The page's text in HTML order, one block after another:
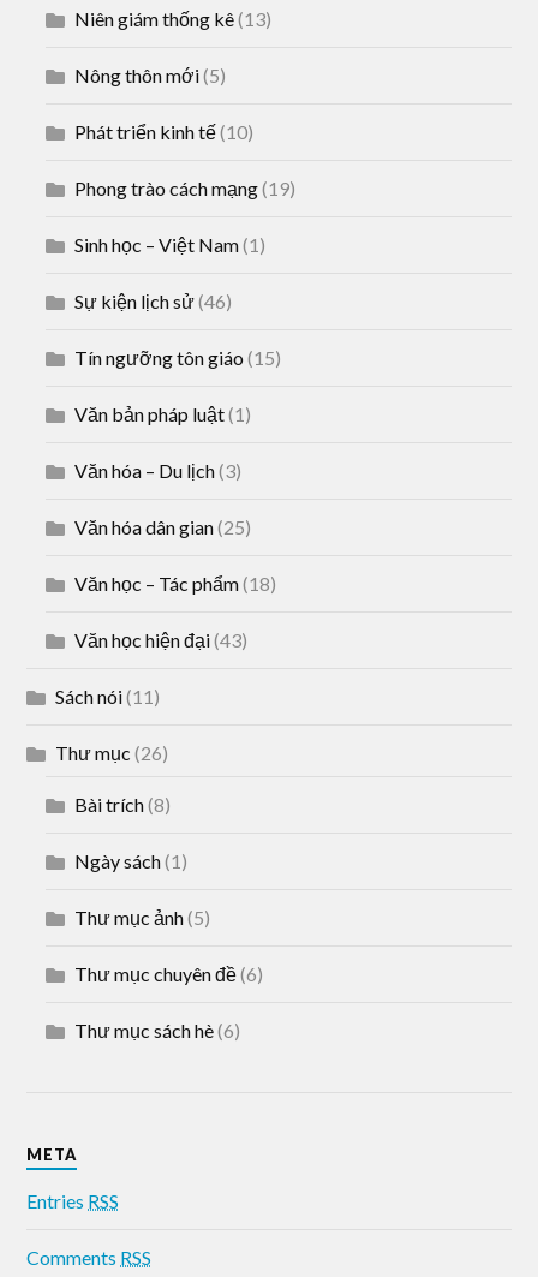
Niên giám thống kê(13)
Nông thôn mới(5)
Phát triển kinh tế(10)
Phong trào cách mạng(19)
Sinh học – Việt Nam(1)
Sự kiện lịch sử(46)
Tín ngưỡng tôn giáo (15)
Văn bản pháp luật(1)
Văn hóa – Du lịch(3)
Văn hóa dân gian(25)
Văn học – Tác phẩm(18)
Văn học hiện đại(43)
Sách nói(11)
Thư mục (26)
Bài trích(8)
Ngày sách(1)
Thư mục ảnh(5)
Thư mục chuyên đề(6)
Thư mục sách hè(6)
META
Entries RSS
Comments RSS